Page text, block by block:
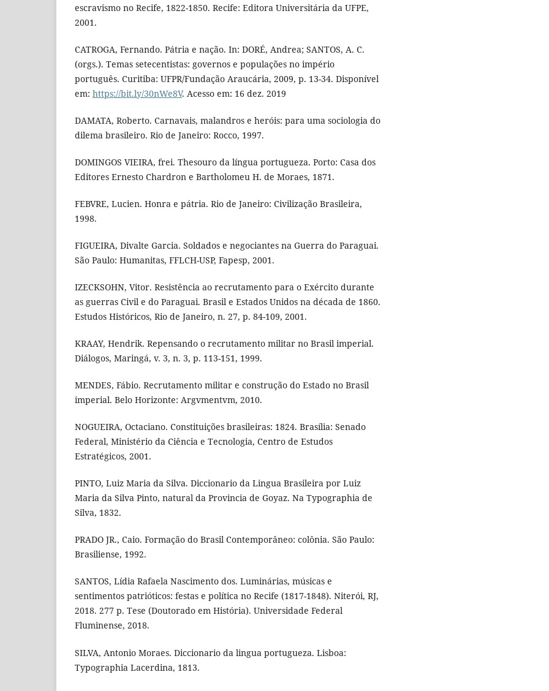
escravismo no Recife, 1822-1850. Recife: Editora Universitária da UFPE,
2001.
CATROGA, Fernando. Pátria e nação. In: DORÉ, Andrea; SANTOS, A. C.
(orgs.). Temas setecentistas: governos e populações no império
português. Curitiba: UFPR/Fundação Araucária, 2009, p. 13-34. Disponível
em: https://bit.ly/30nWe8V. Acesso em: 16 dez. 2019
DAMATA, Roberto. Carnavais, malandros e heróis: para uma sociologia do
dilema brasileiro. Rio de Janeiro: Rocco, 1997.
DOMINGOS VIEIRA, frei. Thesouro da língua portugueza. Porto: Casa dos
Editores Ernesto Chardron e Bartholomeu H. de Moraes, 1871.
FEBVRE, Lucien. Honra e pátria. Rio de Janeiro: Civilização Brasileira,
1998.
FIGUEIRA, Divalte Garcia. Soldados e negociantes na Guerra do Paraguai.
São Paulo: Humanitas, FFLCH-USP, Fapesp, 2001.
IZECKSOHN, Vitor. Resistência ao recrutamento para o Exército durante
as guerras Civil e do Paraguai. Brasil e Estados Unidos na década de 1860.
Estudos Históricos, Rio de Janeiro, n. 27, p. 84-109, 2001.
KRAAY, Hendrik. Repensando o recrutamento militar no Brasil imperial.
Diálogos, Maringá, v. 3, n. 3, p. 113-151, 1999.
MENDES, Fábio. Recrutamento militar e construção do Estado no Brasil
imperial. Belo Horizonte: Argvmentvm, 2010.
NOGUEIRA, Octaciano. Constituições brasileiras: 1824. Brasília: Senado
Federal, Ministério da Ciência e Tecnologia, Centro de Estudos
Estratégicos, 2001.
PINTO, Luiz Maria da Silva. Diccionario da Lingua Brasileira por Luiz
Maria da Silva Pinto, natural da Provincia de Goyaz. Na Typographia de
Silva, 1832.
PRADO JR., Caio. Formação do Brasil Contemporâneo: colônia. São Paulo:
Brasiliense, 1992.
SANTOS, Lídia Rafaela Nascimento dos. Luminárias, músicas e
sentimentos patrióticos: festas e política no Recife (1817-1848). Niterói, RJ,
2018. 277 p. Tese (Doutorado em História). Universidade Federal
Fluminense, 2018.
SILVA, Antonio Moraes. Diccionario da lingua portugueza. Lisboa:
Typographia Lacerdina, 1813.